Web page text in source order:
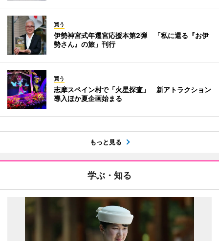
買う
伊勢神宮式年遷宮応援本第2弾 「私に還る『お伊
勢さん』の旅」刊行
買う
志摩スペイン村で「火星探査」 新アトラクション
導入ほか夏企画始まる
もっと見る
学ぶ・知る